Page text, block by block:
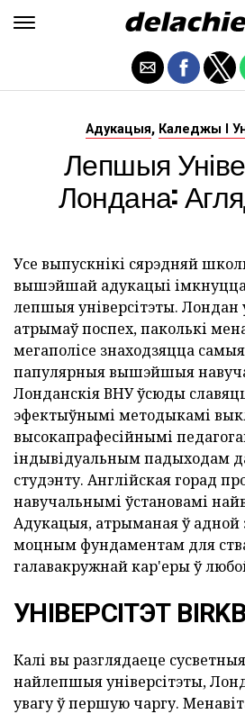
Адукацыя, Каледжы І
Лепшыя
Лондана:
Усе выпускнікі сярэдняй
вышэйшай адукацыі імкнуцца
лепшыя універсітэты. Лондан
атрымаў поспех, паколькі
мегаполісе знаходзяцца
папулярныя вышэйшыя
Лонданскія ВНУ ўсюды
эфектыўнымі методыкамі
высокапрафесійнымі
індывідуальным падыходам
студэнту. Англійская горад
навучальнымі ўстановамі
Адукацыя, атрыманая ў адной
моцным фундаментам для
галавакружнай кар'еры ў
УНІВЕРСІТЭТ
Калі вы разглядаеце
найлепшыя універсітэты,
увагу ў першую чаргу.